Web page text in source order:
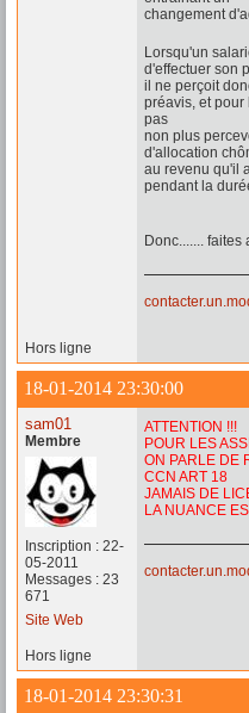
changement
Lorsqu'un
d'effectuer son
il ne perçoit
préavis, et
pas
non plus
d'allocation
au revenu qu'il
pendant la
Donc....... faites
Hors ligne
18-01-2014 23:30:00
sam01
Membre
Inscription : 22-
05-2011
Messages : 23
671
Site Web
ATTENTION !!!
POUR LES
ON PARLE DE
CCN ART 18
JAMAIS DE
LA NUANCE
Hors ligne
18-01-2014 23:30:31